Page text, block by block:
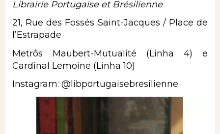
Librairie Portugaise et Brésilienne
21, Rue des Fossés Saint-Jacques / Place de
l’Estrapade
Metrôs Maubert-Mutualité (Linha 4) e
Cardinal Lemoine (Linha 10)
Instagram: @libportugaisebresilienne